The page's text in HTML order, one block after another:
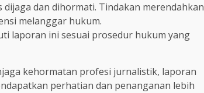
dan dihormati. Tindakan merendahkan
melanggar hukum.
laporan ini sesuai prosedur hukum yang
kehormatan profesi jurnalistik, laporan
perhatian dan penanganan lebih